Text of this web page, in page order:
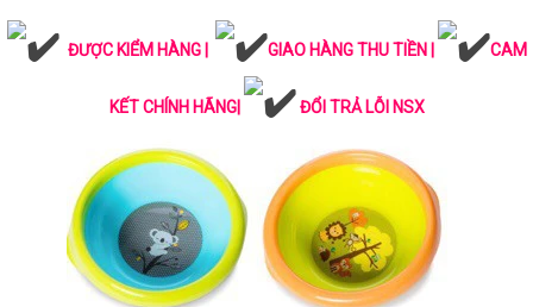
ĐƯỢC KIỂM HÀNG | GIAO HÀNG THU TIỀN | CAM
KẾT CHÍNH HÃNG| ĐỔI TRẢ LỖI NSX